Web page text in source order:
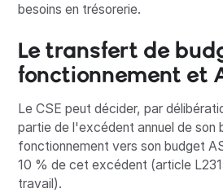
besoins en trésorerie.
Le transfert de
fonctionnement et
Le CSE peut décider, par
partie de l'excédent annuel de son
fonctionnement vers son budget
10 % de cet excédent (article
travail).